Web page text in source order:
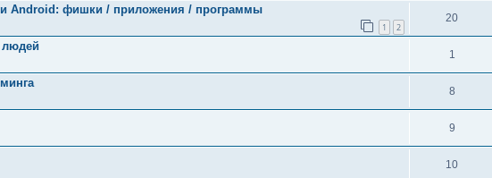
Android: фишки / приложения / программы
1 2
20
людей
1
8
9
10